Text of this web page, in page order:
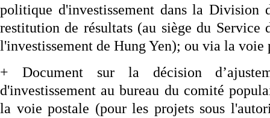
politique d'investissement dans la Division
restitution de résultats (au siège du
l'investissement de Hung Yen); ou via la voie
+ Document sur la décision
d'investissement au bureau du comité
la voie postale (pour les projets sous